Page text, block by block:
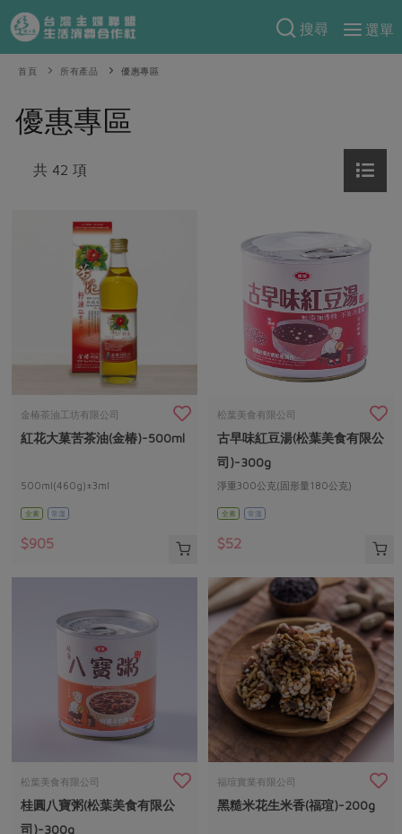
搜尋
選單
產品分類
當季蔬果
一籃菜
芽苗類
奶蛋豆・五穀
肉品・水產
水畜加工品
調理食材・點心
調味醬料/南北貨 烘焙
美妝保養 個人清潔
家庭清潔 織品
圖書禮品
食譜料理
料理方式
醬料
湯品．鍋物
主題食譜
異國料理
年菜食譜
養身食補
節慶大餐
把最好的台灣味帶回家！
防災用品預購圓滿結束
2026年端午節預購圓滿結束
更多預購活動
合作25-經典快閃最後一週
合作25-精選產品第三彈
更多當季產品
主婦聯盟X樂齡網特約優惠案
30%rPET紅烏龍茶
2024農業發展計畫年度報告
更多議題活動
把最好的台灣味帶回家！
觀點文章
一籃菜真心話
社內大小事 合作聯合國
樂齡生活
廚房瑜伽
減硝酸鹽 惜食
減塑減廢
公益金 食農教育
更多議題
生活者e週報
典藏閱覽室
關於合作社
認識合作社
合作社組織
員工與求才
自主把關
檢驗報告
硝酸鹽檢驗
社員權益
合作社法規
社務專區
選舉專區
媒體報導
重要公告
首頁 所有產品 優惠專區
優惠專區
共 42 項
金椿茶油工坊有限公司
紅花大菓苦茶油(金椿)-500ml
500ml(460g)±3ml
全素 常溫
$905
松葉美食有限公司
古早味紅豆湯(松葉美食有限公
司)-300g
淨重300公克(固形量180公克)
全素 常溫
$52
松葉美食有限公司
桂圓八寶粥(松葉美食有限公
司)-300g
福瑄實業有限公司
黑糙米花生米香(福瑄)-200g